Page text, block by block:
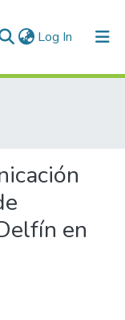
Log In (current)
en